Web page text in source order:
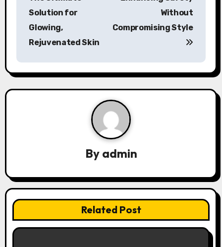
a
v
t
i
o
n
Solution for
Glowing,
Rejuvenated Skin
Without
Compromising Style
By admin
Related Post